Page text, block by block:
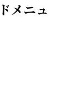
メニュ